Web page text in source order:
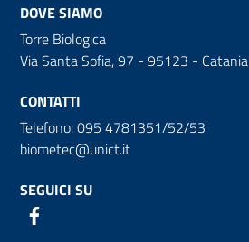
DOVE SIAMO
Torre Biologica
Via Santa Sofia, 97 - 95123 - Catania
CONTATTI
Telefono: 095 4781351/52/53
biometec@unict.it
SEGUICI SU